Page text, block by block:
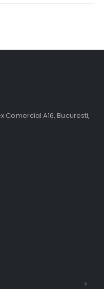
Comercial A16, Bucuresti,